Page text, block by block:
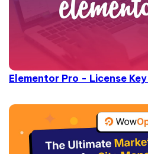
Elementor Pro - License